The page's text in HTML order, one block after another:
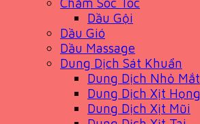
Dầu Gội
Dầu Gió
Dầu Massage
Dung Dịch Sát Khuẩn
Dung Dịch Nhỏ Mắt
Dung Dịch Xịt Họng
Dung Dịch Xịt Mũi